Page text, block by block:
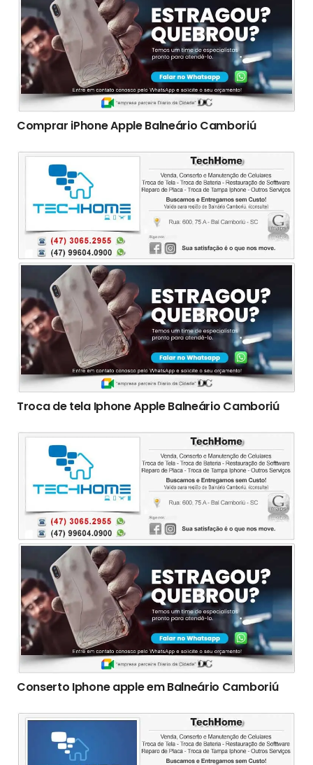
Comprar iPhone Apple Balneário Camboriú
Troca de tela Iphone Apple Balneário Camboriú
Conserto Iphone apple em Balneário Camboriú